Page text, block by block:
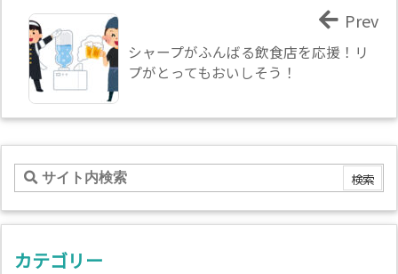
シャープがふんばる飲食店を応援！リ
プがとってもおいしそう！
Prev
カテゴリー